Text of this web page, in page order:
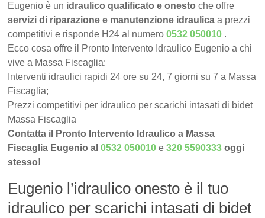
Eugenio è un idraulico qualificato e onesto che offre
servizi di riparazione e manutenzione idraulica a prezzi
competitivi e risponde H24 al numero0532 050010 .
Ecco cosa offre il Pronto Intervento Idraulico Eugenio a chi
vive a Massa Fiscaglia:
Interventi idraulici rapidi 24 ore su 24, 7 giorni su 7 a Massa
Fiscaglia;
Prezzi competitivi per idraulico per scarichi intasati di bidet
Massa Fiscaglia
Contatta il Pronto Intervento Idraulico a Massa
Fiscaglia Eugenio al0532 050010 e320 5590333 oggi
stesso!
Eugenio l’idraulico onesto è il tuo
idraulico per scarichi intasati di bidet